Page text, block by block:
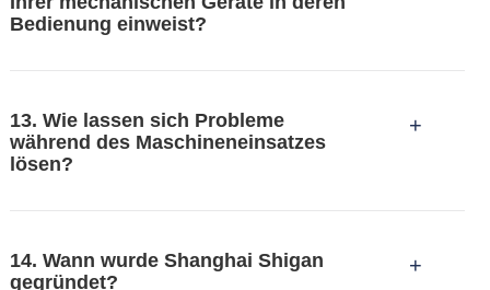
Bedienung einweist?
13. Wie lassen sich Probleme
während des Maschineneinsatzes
lösen?
+
14. Wann wurde Shanghai Shigan
gegründet?
+